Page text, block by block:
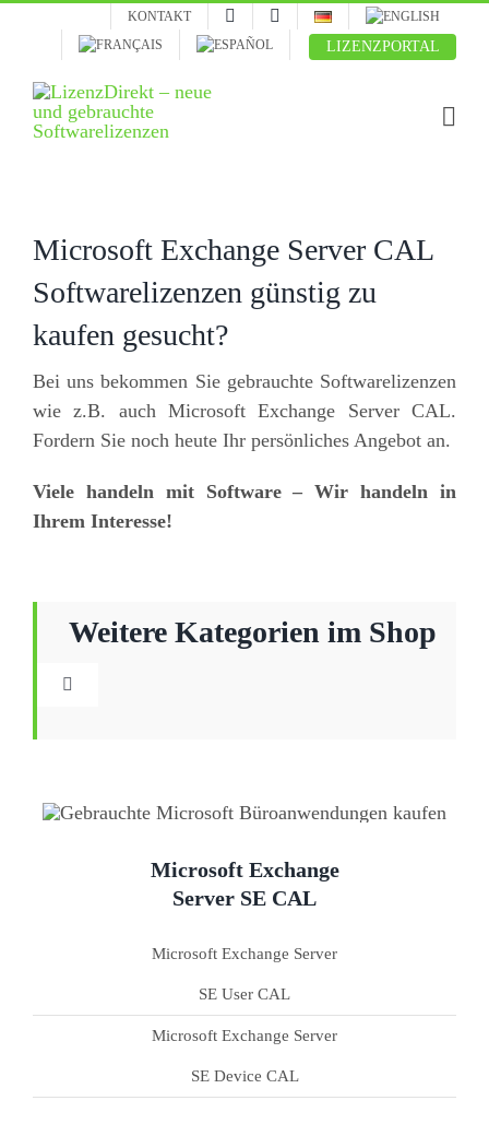
KONTAKT
LIZENZPORTAL
Microsoft Exchange Server CAL
Softwarelizenzen günstig zu
kaufen gesucht?
Bei uns bekommen Sie gebrauchte Softwarelizenzen
wie z.B. auch Microsoft Exchange Server CAL.
Fordern Sie noch heute Ihr persönliches Angebot an.
Viele handeln mit Software – Wir handeln in
Ihrem Interesse!
Weitere Kategorien im Shop
Toggle
Betriebssysteme
ADOBE und Weitere
Microsoft Exchange
Server SE CAL
Microsoft Exchange Server
SE User CAL
Microsoft Exchange Server
SE Device CAL